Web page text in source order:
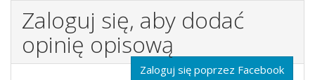
Zaloguj się, aby dodać
opinię opisową
Zaloguj się poprzez Facebook